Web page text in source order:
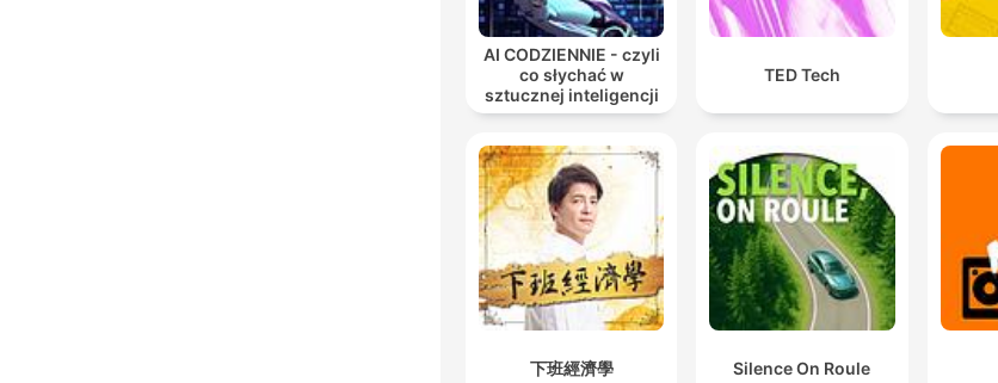
AI CODZIENNIE - czyli
co słychać w
sztucznej inteligencji
TED Tech
下班經濟學 Silence On Roule